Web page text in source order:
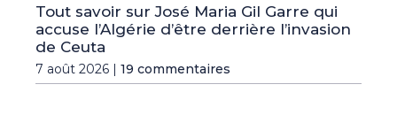
Tout savoir sur José Maria Gil Garre qui
accuse l’Algérie d’être derrière l’invasion
de Ceuta
7 août 2026 | 19 commentaires